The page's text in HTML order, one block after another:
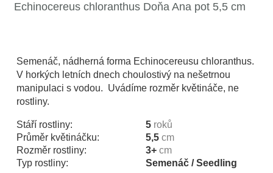
Echinocereus chloranthus Doňa Ana pot 5,5 cm
Semenáč, nádherná forma Echinocereusu chloranthus.
V horkých letních dnech choulostivý na nešetrnou
manipulaci s vodou. Uvádíme rozměr květináče, ne
rostliny.
Stáří rostliny: 5 roků
Průměr květináčku:
5,5 cm
Rozměr rostliny:
3+ cm
Typ rostliny:
Semenáč / Seedling